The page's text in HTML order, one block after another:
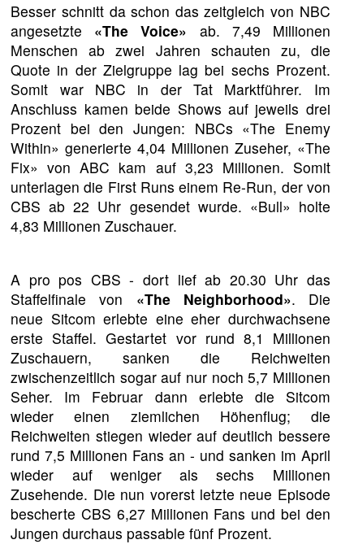
Besser schnitt da schon das zeitgleich von NBC
angesetzte «The Voice» ab. 7,49 Millionen
Menschen ab zwei Jahren schauten zu, die
Quote in der Zielgruppe lag bei sechs Prozent.
Somit war NBC in der Tat Marktführer. Im
Anschluss kamen beide Shows auf jeweils drei
Prozent bei den Jungen: NBCs «The Enemy
Within» generierte 4,04 Millionen Zuseher, «The
Fix» von ABC kam auf 3,23 Millionen. Somit
unterlagen die First Runs einem Re-Run, der von
CBS ab 22 Uhr gesendet wurde. «Bull» holte
4,83 Millionen Zuschauer.
A pro pos CBS - dort lief ab 20.30 Uhr das
Staffelfinale von «The Neighborhood». Die
neue Sitcom erlebte eine eher durchwachsene
erste Staffel. Gestartet vor rund 8,1 Millionen
Zuschauern, sanken die Reichweiten
zwischenzeitlich sogar auf nur noch 5,7 Millionen
Seher. Im Februar dann erlebte die Sitcom
wieder einen ziemlichen Höhenflug; die
Reichweiten stiegen wieder auf deutlich bessere
rund 7,5 Millionen Fans an - und sanken im April
wieder auf weniger als sechs Millionen
Zusehende. Die nun vorerst letzte neue Episode
bescherte CBS 6,27 Millionen Fans und bei den
Jungen durchaus passable fünf Prozent.